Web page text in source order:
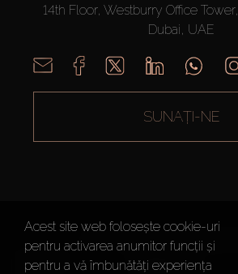
14th Floor, Westburry Office
Dubai, UAE
SUNAȚI-NE
AX CAPITAL ©2026 Toate
Termeni de
Politica de
Acest site web folosește cookie-uri
pentru activarea anumitor funcții și
pentru a vă îmbunătăți experiența